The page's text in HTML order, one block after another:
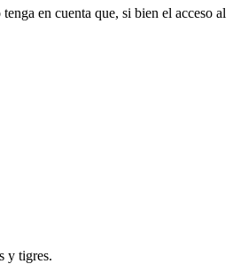
en cuenta que, si bien el acceso al
y tigres.